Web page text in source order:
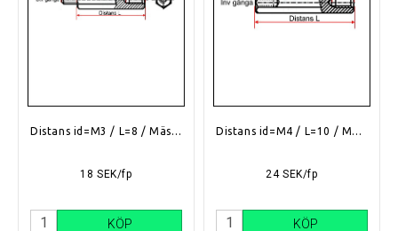
Distans id=M3 / L=8 / Mässing
18 SEK/fp
KÖP
Distans id=M4 / L=10 / Mässing
24 SEK/fp
KÖP